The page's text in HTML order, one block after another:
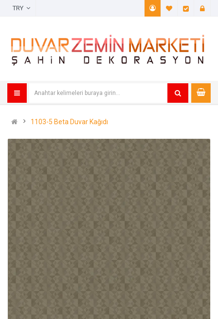
A. Listem
1103-5 Beta Duvar Kağıdı